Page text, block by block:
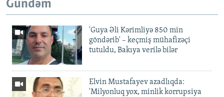
Gündəm
'Guya Əli Kərimliyə 850 min
göndərib' – keçmiş mühafizəçi
tutuldu, Bakıya verilə bilər
Elvin Mustafayev azadlıqda:
'Milyonluq yox, minlik korrupsiya